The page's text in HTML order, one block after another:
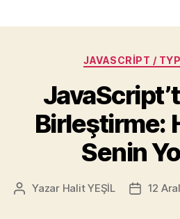
JAVASCRIPT /
Birleştirme:
Senin
Yazının
Yazar Halit YEŞİL
Yazı12